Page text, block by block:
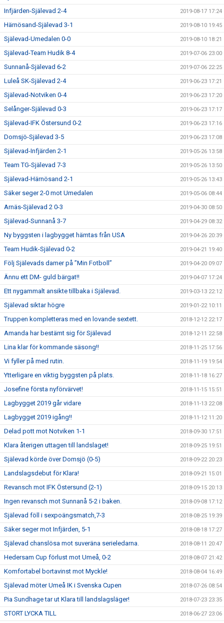
Infjärden-Själevad 2-4 2019-08-17 17:24
Härnösand-Själevad 3-1 2019-08-10 19:45
Själevad-Umedalen 0-0 2019-08-10 18:21
Själevad-Team Hudik 8-4 2019-07-06 23:00
Sunnanå-Själevad 6-2 2019-07-06 22:25
Luleå SK-Själevad 2-4 2019-06-23 17:21
Själevad-Notviken 0-4 2019-06-23 17:20
Selånger-Själevad 0-3 2019-06-23 17:17
Själevad-IFK Östersund 0-2 2019-06-23 17:16
Domsjö-Själevad 3-5 2019-06-23 17:08
Själevad-Infjärden 2-1 2019-05-26 13:58
Team TG-Själevad 7-3 2019-05-26 13:50
Själevad-Härnösand 2-1 2019-05-26 13:43
Säker seger 2-0 mot Umedalen 2019-05-06 08:44
Arnäs-Själevad 2 0-3 2019-04-30 08:50
Själevad-Sunnanå 3-7 2019-04-29 08:32
Ny byggsten i lagbygget hämtas från USA 2019-04-26 20:39
Team Hudik-Själevad 0-2 2019-04-21 19:40
Följ Själevads damer på ”Min Fotboll” 2019-04-20 09:07
Ännu ett DM- guld bärgat!! 2019-04-07 17:24
Ett nygammalt ansikte tillbaka i Själevad. 2019-03-13 22:12
Själevad siktar högre 2019-01-22 10:11
Truppen kompletteras med en lovande sextett. 2018-12-12 22:17
Amanda har bestämt sig för Själevad 2018-12-11 22:58
Lina klar för kommande säsong!! 2018-11-25 17:56
Vi fyller på med rutin. 2018-11-19 19:54
Ytterligare en viktig byggsten på plats. 2018-11-18 16:27
Josefine första nyförvärvet! 2018-11-15 15:51
Lagbygget 2019 går vidare 2018-11-13 22:08
Lagbygget 2019 igång!! 2018-11-12 11:20
Delad pott mot Notviken 1-1 2018-09-30 17:51
Klara återigen uttagen till landslaget! 2018-09-25 19:51
Själevad körde över Domsjö (0-5) 2018-09-22 20:23
Landslagsdebut för Klara! 2018-09-21 15:01
Revansch mot IFK Östersund (2-1) 2018-09-15 20:13
Ingen revansch mot Sunnanå 5-2 i baken. 2018-09-08 17:12
Själevad föll i sexpoängsmatch,7-3 2018-08-25 19:39
Säker seger mot Infjärden, 5-1 2018-08-18 17:27
Själevad chanslösa mot suveräna serieledarna. 2018-08-11 20:47
Hedersam Cup förlust mot Umeå, 0-2 2018-08-07 21:42
Komfortabel bortavinst mot Myckle! 2018-08-04 16:49
Själevad möter Umeå IK i Svenska Cupen 2018-07-26 08:54
Pia Sundhage tar ut Klara till landslagsläger! 2018-07-23 23:35
STORT LYCKA TILL 2018-06-27 23:06